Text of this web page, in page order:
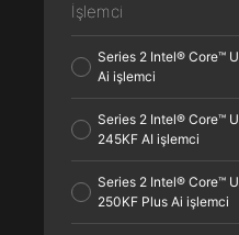
İşlemci
Series 2 Intel® Core™
Ai işlemci
Series 2 Intel® Core™
245KF AI işlemci
Series 2 Intel® Core™
250KF Plus Ai işlemci